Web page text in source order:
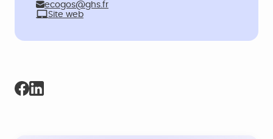
ecogos@ghs.fr
Site web